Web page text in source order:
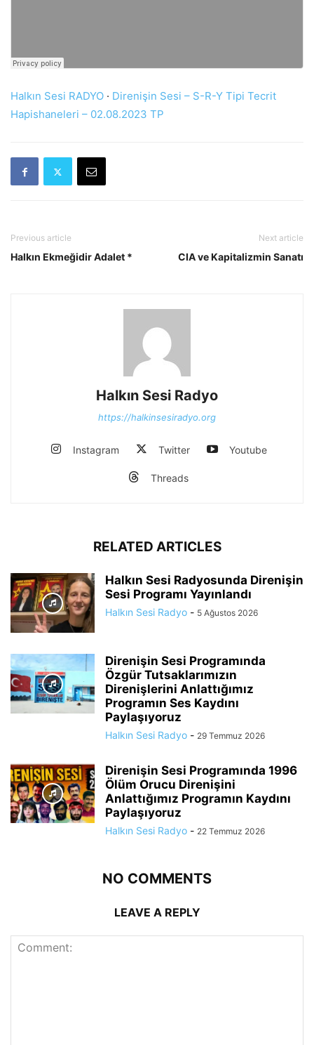
Halkın Sesi RADYO · Direnişin Sesi – S-R-Y Tipi Tecrit
Hapishaneleri – 02.08.2023 TP
Previous article
Halkın Ekmeğidir Adalet *
Next article
CIA ve Kapitalizmin Sanatı
Halkın Sesi Radyo
https://halkinsesiradyo.org
Instagram Twitter Youtube
Threads
RELATED ARTICLES
Halkın Sesi Radyosunda Direnişin
Sesi Programı Yayınlandı
Halkın Sesi Radyo - 5 Ağustos 2026
Direnişin Sesi Programında
Özgür Tutsaklarımızın
Direnişlerini Anlattığımız
Programın Ses Kaydını
Paylaşıyoruz
Halkın Sesi Radyo - 29 Temmuz 2026
Direnişin Sesi Programında 1996
Ölüm Orucu Direnişini
Anlattığımız Programın Kaydını
Paylaşıyoruz
Halkın Sesi Radyo - 22 Temmuz 2026
NO COMMENTS
LEAVE A REPLY